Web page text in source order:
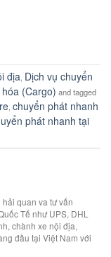
địa Dịch vụ chuyển
(Cargo) and tagged
, chuyển phát nhanh
phát nhanh tại
quan va tư vấn
Tế như UPS, DHL
chành xe nội địa,
đầu tại Việt Nam với